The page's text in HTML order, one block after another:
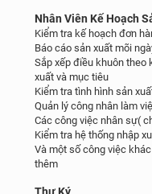
Nhân Viên Kế Hoạch
Kiểm tra kế hoạch đơn
Báo cáo sản xuất mõi
Sắp xếp điều khuôn theo
xuất và mục tiêu
Kiểm tra tình hình sản
Quản lý công nhân làm
Các công việc nhân sự(
Kiểm tra hệ thống nhập
Và một số công việc
thêm